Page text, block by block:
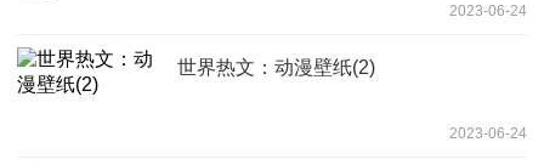
2023-06-24
世界热文：动漫壁纸(2)
2023-06-24